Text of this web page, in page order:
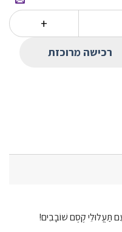
רכישה מרוכזת
תַּעֲלוּלֵי קֶסֶם שׁוֹבָבִים!